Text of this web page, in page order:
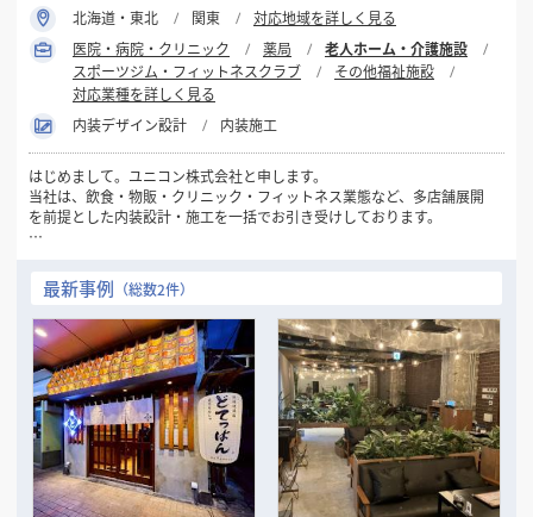
北海道・東北 関東
対応地域を詳しく見る
医院・病院・クリニック
薬局
老人ホーム・介護施設
スポーツジム・フィットネスクラブ
その他福祉施設
対応業種を詳しく見る
内装デザイン設計
内装施工
はじめまして。ユニコン株式会社と申します。
当社は、飲食・物販・クリニック・フィットネス業態など、多店舗展開
を前提とした内装設計・施工を一括でお引き受けしております。
「標準化 × コスト最適化 × スピード」をバランス良く実現できるのが
当社の強みです。
VE（バリューエンジニアリング）提案を通じて、コストを抑えながらも
ブランドの世界観を保った施工を実現。夜間・短納期・遠方対応も可能
です。
現在、全国エリアでのスポット案件・継続支援体制の構築も進めてお
り、信頼関係を重視したパートナーシップ型の対応を行っております。
出店拡大や施設リブランディングをお考えの企業様の右腕として、
**「現場を理解した提案ができる内装会社」**としてぜひご検討くださ
い。
最新事例 （総数2件）